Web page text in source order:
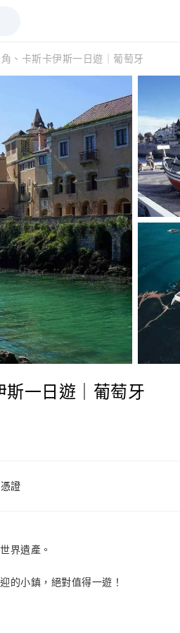
、卡斯卡伊斯一日遊｜葡萄牙
斯一日遊｜葡萄牙
證
界遺產。
的小鎮，絕對值得一遊！